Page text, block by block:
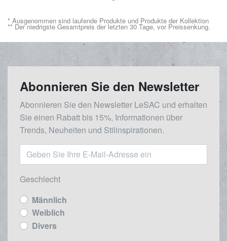
* Ausgenommen sind laufende Produkte und Produkte der Kollektion
** Der niedrigste Gesamtpreis der letzten 30 Tage, vor Preissenkung.
Abonnieren Sie den Newsletter
Abonnieren Sie den Newsletter LeSAC und erhalten
Sie einen Rabatt bis 15%, Informationen über
Trends, Neuheiten und Stilinspirationen.
Geschlecht
Männlich
Weiblich
Divers